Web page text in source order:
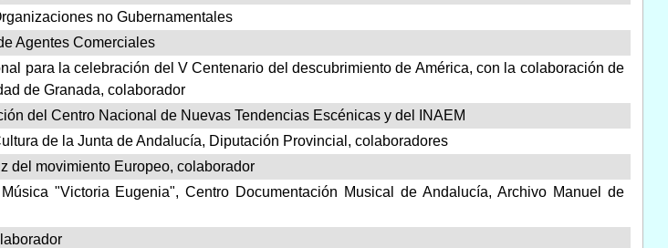
no Gubernamentales
Agentes Comerciales
para la celebración del V Centenario del descubrimiento de América, con la colaboración de
de Granada, colaborador
del Centro Nacional de Nuevas Tendencias Escénicas y del INAEM
de la Junta de Andalucía, Diputación Provincial, colaboradores
del movimiento Europeo, colaborador
"Victoria Eugenia", Centro Documentación Musical de Andalucía, Archivo Manuel de